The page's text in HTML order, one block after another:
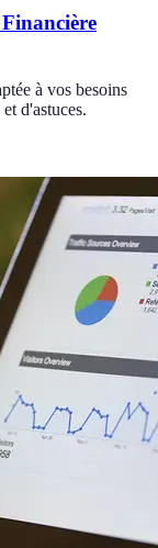
à vos besoins
d'astuces.